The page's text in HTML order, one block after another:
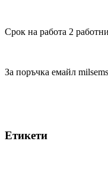
Срок на работа 2
За поръчка емайл
Етикети